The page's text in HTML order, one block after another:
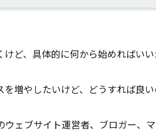
けど、具体的に何から始めればい
を増やしたいけど、どうすれば良
ウェブサイト運営者、ブロガー、